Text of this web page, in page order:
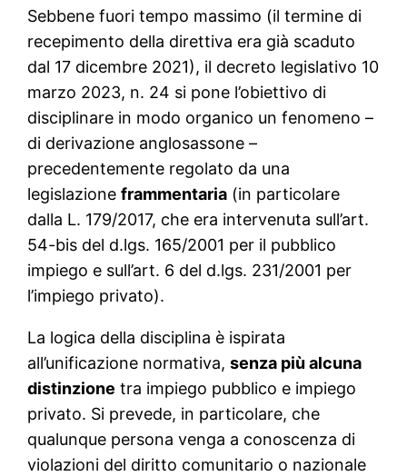
Sebbene fuori tempo massimo (il termine di
recepimento della direttiva era già scaduto
dal 17 dicembre 2021), il decreto legislativo 10
marzo 2023, n. 24 si pone l’obiettivo di
disciplinare in modo organico un fenomeno –
di derivazione anglosassone –
precedentemente regolato da una
legislazioneframmentaria (in particolare
dalla L. 179/2017, che era intervenuta sull’art.
54-bis del d.lgs. 165/2001 per il pubblico
impiego e sull’art. 6 del d.lgs. 231/2001 per
l’impiego privato).
La logica della disciplina è ispirata
all’unificazione normativa,senza più alcuna
distinzione tra impiego pubblico e impiego
privato. Si prevede, in particolare, che
qualunque persona venga a conoscenza di
violazioni del diritto comunitario o nazionale